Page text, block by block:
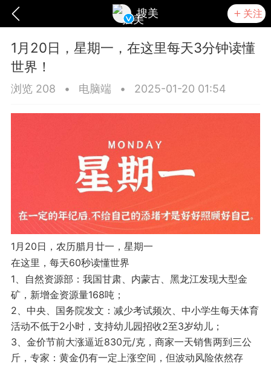
搜美 关注
爆汗熊 卡卡动能素 无创溶斑术
美业357 芯诗妍 卡卡美业
每次200金币 点击购买
师 小熊水光
爆汗熊
脂
卡卡动能素
皇斯普拉雅
1月20日，星期一，在这里每天3分钟读懂
世界！
浏览 208 • 电脑端 • 2025-01-20 01:54
1月20日，农历腊月廿一，星期一
在这里，每天60秒读懂世界
1、自然资源部：我国甘肃、内蒙古、黑龙江发现大型金
矿，新增金资源量168吨；
2、中央、国务院发文：减少考试频次、中小学生每天体育
活动不低于2小时，支持幼儿园招收2至3岁幼儿；
3、金价节前大涨逼近830元/克，商家一天销售两到三公
斤，专家：黄金仍有一定上涨空间，但波动风险依然存